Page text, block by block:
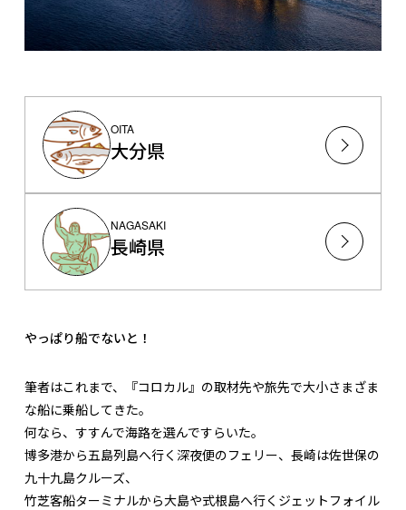
OITA
大分県
NAGASAKI
長崎県
やっぱり船でないと！
筆者はこれまで、『コロカル』の取材先や旅先で大小さまざま
な船に乗船してきた。
何なら、すすんで海路を選んですらいた。
博多港から五島列島へ行く深夜便のフェリー、長崎は佐世保の
九十九島クルーズ、
竹芝客船ターミナルから大島や式根島へ行くジェットフォイル